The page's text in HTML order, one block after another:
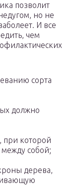
позволит
но не
И все
чем
сорта
должно
при которой
между собой;
дерева,